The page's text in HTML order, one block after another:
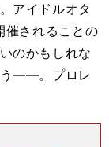
アイドルオタ
催されることの
のかもしれな
う――。プロレ